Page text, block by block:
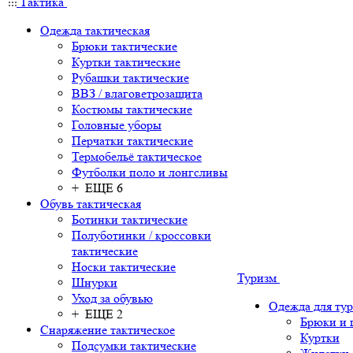
Одежда тактическая
Брюки тактические
Куртки тактические
Рубашки тактические
ВВЗ / влаговетрозащита
Костюмы тактические
Головные уборы
Перчатки тактические
Термобельё тактическое
Футболки поло и лонгсливы
+ ЕЩЕ 6
Обувь тактическая
Ботинки тактические
Полуботинки / кроссовки
тактические
Носки тактические
Шнурки
Уход за обувью
+ ЕЩЕ 2
Снаряжение тактическое
Подсумки тактические
Туризм
Одежда для
Брюки и
Куртки